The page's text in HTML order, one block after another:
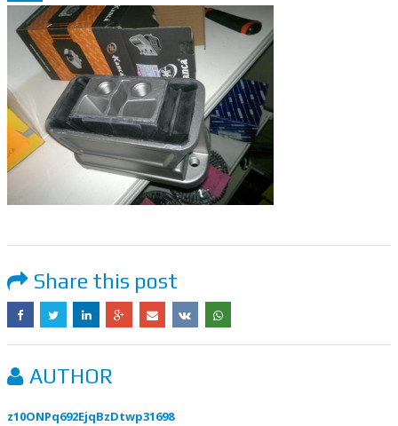
Share this post
AUTHOR
z10ONPq692EjqBzDtwp31698